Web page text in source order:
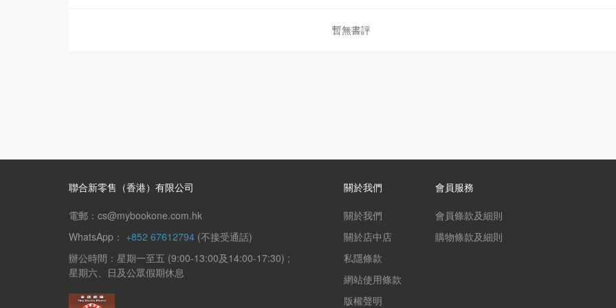
暫無書評
聯合新零售（香港）有限公司
電郵：cs@mybookone.com.hk
WhatsApp： +852 67612794 (不接受通話)
辦公時間：星期一至五 (9:00-13:00及14:00-17:30) ;
星期六、日及公眾假期休息
關於我們
關於我們
關於店中店
私隱條款
網站使用條款
版權聲明
會員服務
會員條款及細則
購物條款及細則